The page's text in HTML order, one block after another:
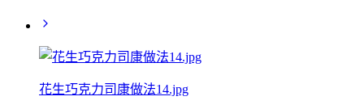
花生巧克力司康做法14.jpg